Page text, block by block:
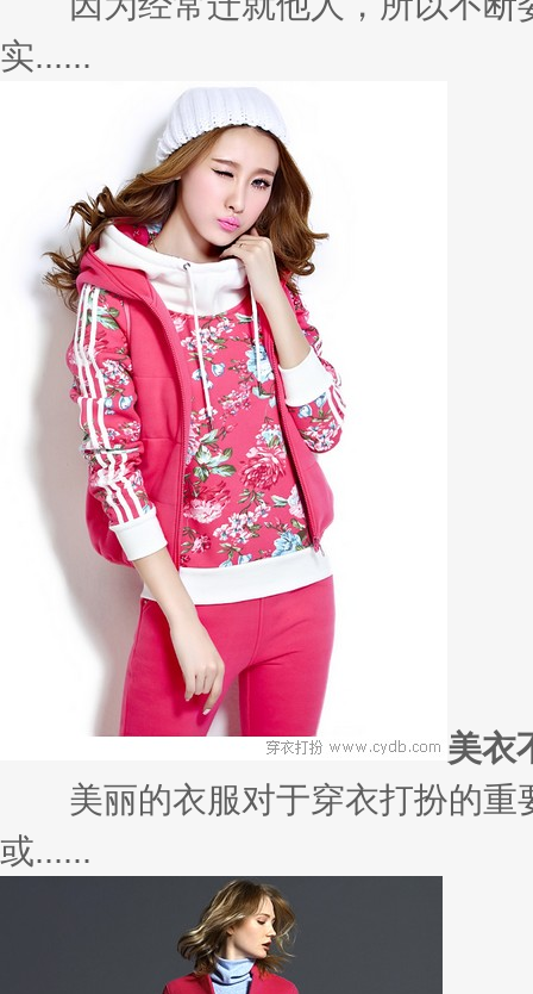
实......
美衣
美丽的衣服对于穿衣打扮的重
或......